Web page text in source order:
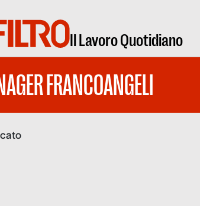
Il Lavoro Quotidiano
FRANCOANGELI